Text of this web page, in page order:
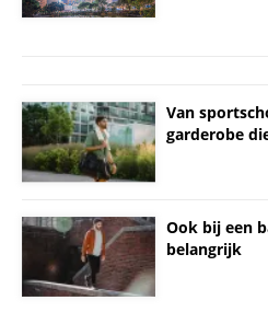
Van
garderobe
Ook bij een
belangrijk